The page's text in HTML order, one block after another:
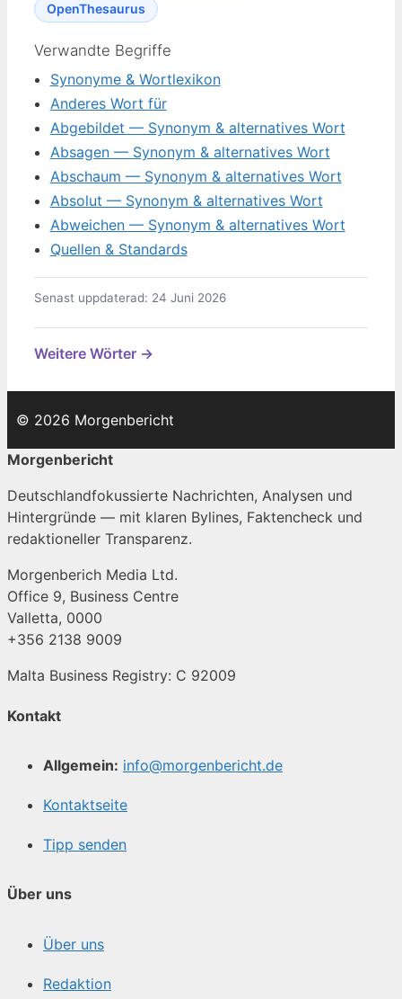
OpenThesaurus
Verwandte Begriffe
Synonyme & Wortlexikon
Anderes Wort für
Abgebildet — Synonym & alternatives Wort
Absagen — Synonym & alternatives Wort
Abschaum — Synonym & alternatives Wort
Absolut — Synonym & alternatives Wort
Abweichen — Synonym & alternatives Wort
Quellen & Standards
Senast uppdaterad: 24 Juni 2026
Weitere Wörter →
© 2026 Morgenbericht
Morgenbericht
Deutschlandfokussierte Nachrichten, Analysen und
Hintergründe — mit klaren Bylines, Faktencheck und
redaktioneller Transparenz.
Morgenberich Media Ltd.
Office 9, Business Centre
Valletta, 0000
+356 2138 9009
Malta Business Registry: C 92009
Kontakt
Allgemein: info@morgenbericht.de
Kontaktseite
Tipp senden
Über uns
Über uns
Redaktion